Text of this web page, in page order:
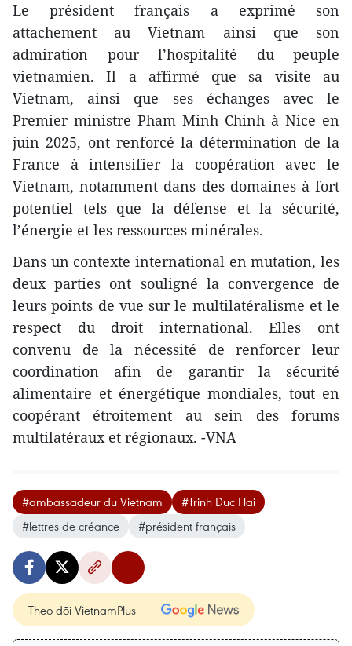
Le président français a exprimé son
attachement au Vietnam ainsi que son
admiration pour l’hospitalité du peuple
vietnamien. Il a affirmé que sa visite au
Vietnam, ainsi que ses échanges avec le
Premier ministre Pham Minh Chinh à Nice en
juin 2025, ont renforcé la détermination de la
France à intensifier la coopération avec le
Vietnam, notamment dans des domaines à fort
potentiel tels que la défense et la sécurité,
l’énergie et les ressources minérales.
Dans un contexte international en mutation, les
deux parties ont souligné la convergence de
leurs points de vue sur le multilatéralisme et le
respect du droit international. Elles ont
convenu de la nécessité de renforcer leur
coordination afin de garantir la sécurité
alimentaire et énergétique mondiales, tout en
coopérant étroitement au sein des forums
multilatéraux et régionaux. -VNA
#ambassadeur du Vietnam
#Trinh Duc Hai
#lettres de créance
#président français
Theo dõi VietnamPlus